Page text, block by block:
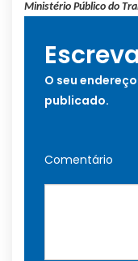
Ministério Público do
O seu
publicado.
Comentário